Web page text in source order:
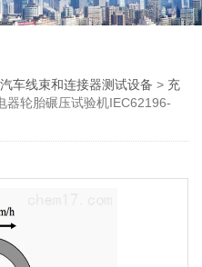
汽车线束和连接器测试设备 > 充
器轮胎碾压试验机IEC62196-